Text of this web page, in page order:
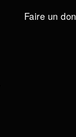
Faire un don